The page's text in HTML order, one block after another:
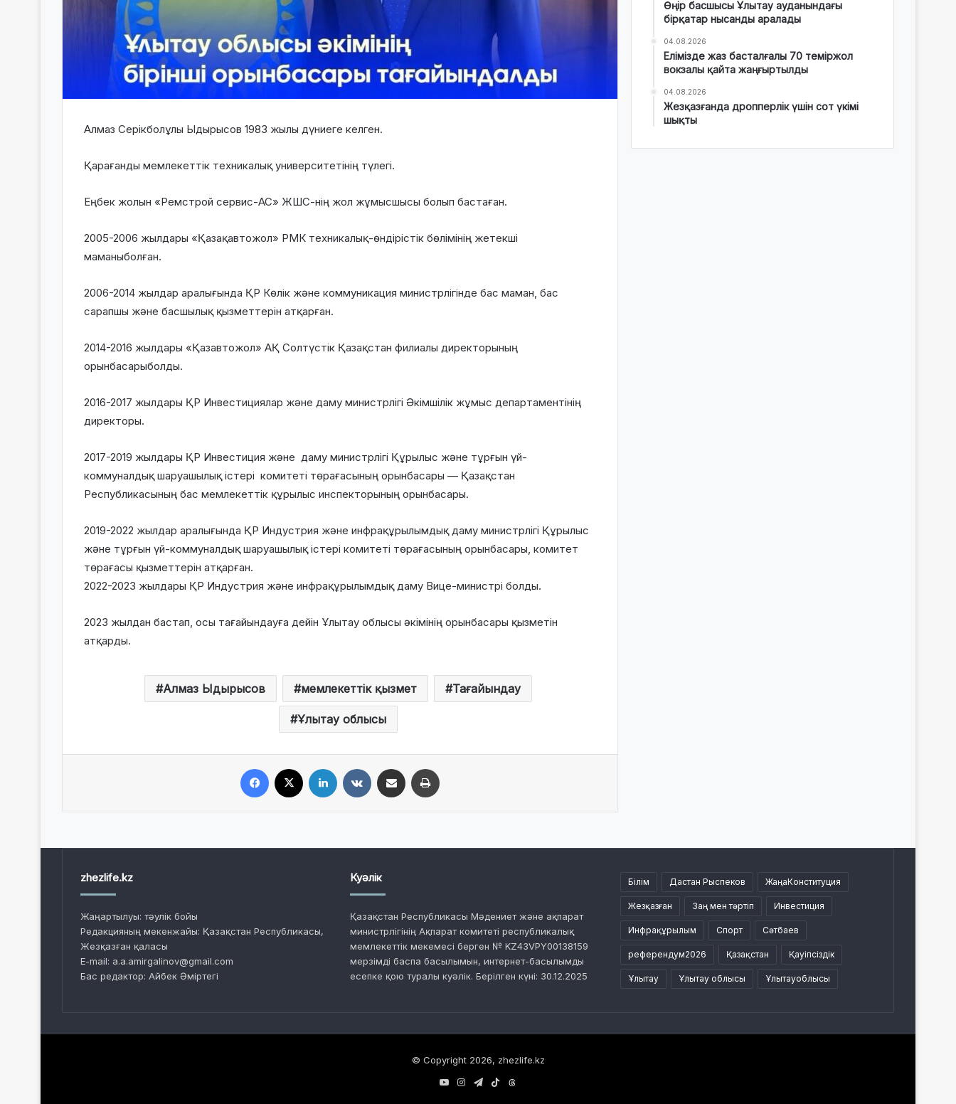
Алмаз Серікболұлы Ыдырысов 1983 жылы дүниеге келген.
Қарағанды мемлекеттік техникалық университетінің түлегі.
Еңбек жолын «Ремстрой сервис-АС» ЖШС-нің жол жұмысшысы болып бастаған.
2005-2006 жылдары «Қазақавтожол» РМК техникалық-өндірістік бөлімінің жетекші
маманыболған.
2006-2014 жылдар аралығында ҚР Көлік және коммуникация министрлігінде бас маман, бас
сарапшы және басшылық қызметтерін атқарған.
2014-2016 жылдары «Қазавтожол» АҚ Солтүстік Қазақстан филиалы директорының
орынбасарыболды.
2016-2017 жылдары ҚР Инвестициялар және даму министрлігі Әкімшілік жұмыс департаментінің
директоры.
2017-2019 жылдары ҚР Инвестиция және даму министрлігі Құрылыс және тұрғын үй-
коммуналдық шаруашылық істері комитеті төрағасының орынбасары — Қазақстан
Республикасының бас мемлекеттік құрылыс инспекторының орынбасары.
2019-2022 жылдар аралығында ҚР Индустрия және инфрақұрылымдық даму министрлігі Құрылыс
және тұрғын үй-коммуналдық шаруашылық істері комитеті төрағасының орынбасары, комитет
төрағасы қызметтерін атқарған.
2022-2023 жылдары ҚР Индустрия және инфрақұрылымдық даму Вице-министрі болды.
2023 жылдан бастап, осы тағайындауға дейін Ұлытау облысы әкімінің орынбасары қызметін
атқарды.
Алмаз Ыдырысов мемлекеттік қызмет Тағайындау
Ұлытау облысы
Өңір басшысы Ұлытау ауданындағы
бірқатар нысанды аралады
04.08.2026
Елімізде жаз басталғалы 70 теміржол
вокзалы қайта жаңғыртылды
04.08.2026
Жезқазғанда дропперлік үшін сот үкімі
шықты
zhezlife.kz
Жаңартылуы: тәулік бойы
Редакцияның мекенжайы: Қазақстан Республикасы,
Жезқазған қаласы
E-mail: a.a.amirgalinov@gmail.com
Бас редактор: Айбек Әміртегі
Куәлік
Қазақстан Республикасы Мәдениет және ақпарат
министрлігінің Ақпарат комитеті республикалық
мемлекеттік мекемесі берген № KZ43VPY00138159
мерзімді баспа басылымын, интернет-басылымды
есепке қою туралы куәлік. Берілген күні: 30.12.2025
Білім Дастан Рыспеков ЖаңаКонституция
Жезқазған Заң мен тәртіп Инвестиция
Инфрақұрылым Спорт Сәтбаев
референдум2026 Қазақстан Қауіпсіздік
Ұлытау Ұлытау облысы Ұлытауоблысы
© Copyright 2026, zhezlife.kz
YouTubeInstagram
Telegram
TikTok